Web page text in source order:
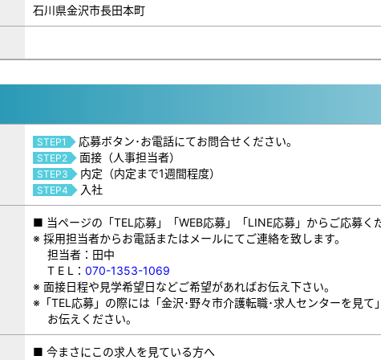
石川県金沢市長田本町
STEP1 応募ボタン･お電話にてお問合せください。
STEP2 面接（人事担当者）
STEP3 内定（内定まで1週間程度）
STEP4 入社
■ 当ページの「TEL応募」「WEB応募」「LINE応募」からご応募く
※ 採用担当者からお電話またはメールにてご連絡を致します。
担当者：田中
T E L： 070-1353-1069
※ 面接日程や見学希望日などご希望があればお伝え下さい。
※「TEL応募」の際には「金沢･野々市介護転職･求人センターを見て
お伝えください。
■ 今まさにこの求人を見ている方へ